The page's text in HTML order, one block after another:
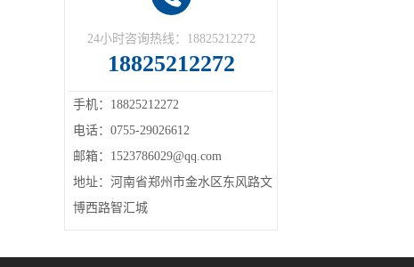
24小时咨询热线：18825212272
18825212272
手机：18825212272
电话：0755-29026612
邮箱：1523786029@qq.com
地址：河南省郑州市金水区东风路文
博西路智汇城